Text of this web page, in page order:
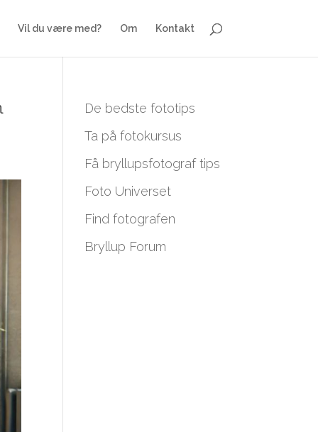
Vil du være med? Om Kontakt
De bedste fototips
Ta på fotokursus
Få bryllupsfotograf tips
Foto Universet
Find fotografen
Bryllup Forum